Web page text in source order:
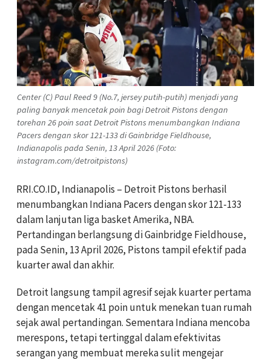
Center (C) Paul Reed 9 (No.7, jersey putih-putih) menjadi yang
paling banyak mencetak poin bagi Detroit Pistons dengan
torehan 26 poin saat Detroit Pistons menumbangkan Indiana
Pacers dengan skor 121-133 di Gainbridge Fieldhouse,
Indianapolis pada Senin, 13 April 2026 (Foto:
instagram.com/detroitpistons)
RRI.CO.ID, Indianapolis – Detroit Pistons berhasil
menumbangkan Indiana Pacers dengan skor 121-133
dalam lanjutan liga basket Amerika, NBA.
Pertandingan berlangsung di Gainbridge Fieldhouse,
pada Senin, 13 April 2026, Pistons tampil efektif pada
kuarter awal dan akhir.
Detroit langsung tampil agresif sejak kuarter pertama
dengan mencetak 41 poin untuk menekan tuan rumah
sejak awal pertandingan. Sementara Indiana mencoba
merespons, tetapi tertinggal dalam efektivitas
serangan yang membuat mereka sulit mengejar